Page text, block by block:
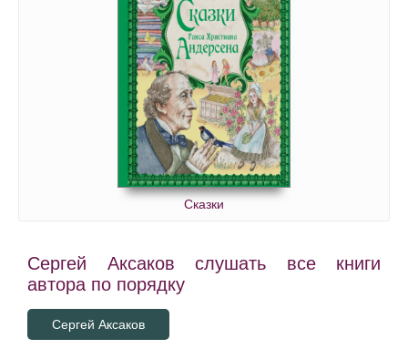
Сказки
Сергей Аксаков слушать все книги
автора по порядку
Сергей Аксаков